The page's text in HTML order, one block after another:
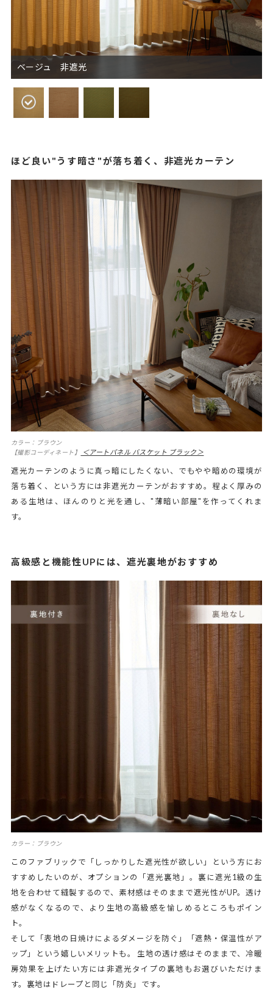
ベージュ 非遮光
ほど良い"うす暗さ"が落ち着く、非遮光カーテン
カラー：ブラウン
【撮影コーディネート】
＜アートパネル バスケット ブラック＞
遮光カーテンのように真っ暗にしたくない、でもやや暗めの環境が
落ち着く、という方には非遮光カーテンがおすすめ。程よく厚みの
ある生地は、ほんのりと光を通し、"薄暗い部屋"を作ってくれま
す。
高級感と機能性UPには、遮光裏地がおすすめ
カラー：ブラウン
このファブリックで「しっかりした遮光性が欲しい」という方にお
すすめしたいのが、オプションの「遮光裏地」。裏に遮光1級の生
地を合わせて縫製するので、素材感はそのままで遮光性がUP。透け
感がなくなるので、より生地の高級感を愉しめるところもポイン
ト。
そして「表地の日焼けによるダメージを防ぐ」「遮熱・保温性がア
ップ」という嬉しいメリットも。 生地の透け感はそのままで、冷暖
房効果を上げたい方には非遮光タイプの裏地もお選びいただけま
す。裏地はドレープと同じ「防炎」です。